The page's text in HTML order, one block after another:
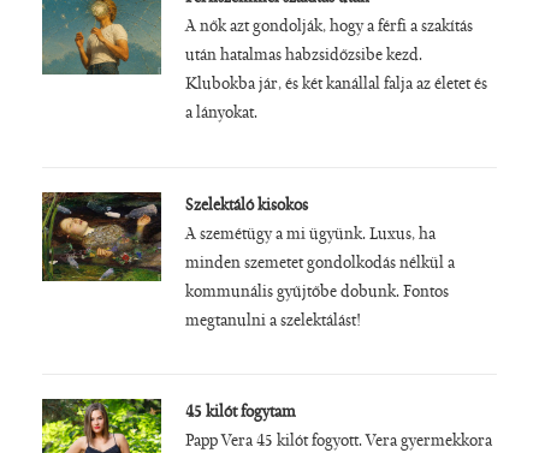
A nők azt gondolják, hogy a férfi a szakítás
után hatalmas habzsidőzsibe kezd.
Klubokba jár, és két kanállal falja az életet és
a lányokat.
Szelektáló kisokos
A szemétügy a mi ügyünk. Luxus, ha
minden szemetet gondolkodás nélkül a
kommunális gyűjtőbe dobunk. Fontos
megtanulni a szelektálást!
45 kilót fogytam
Papp Vera 45 kilót fogyott. Vera gyermekkora